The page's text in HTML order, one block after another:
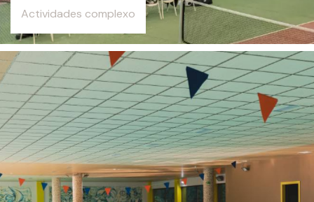
Actividades complexo